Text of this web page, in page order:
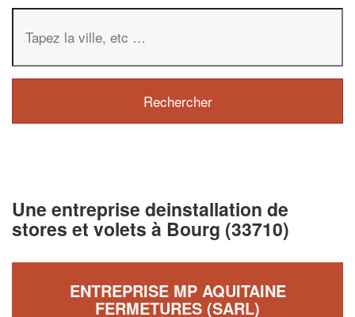
Une entreprise deinstallation de
stores et volets à Bourg (33710)
ENTREPRISE MP AQUITAINE
FERMETURES (SARL)
✕
Augmentez votrechiffre
vosmargestout en gagnant
nouveaux clients!